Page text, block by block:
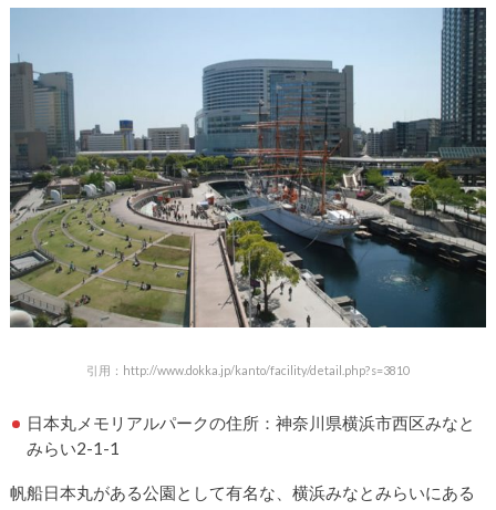
引用：http://www.dokka.jp/kanto/facility/detail.php?s=3810
日本丸メモリアルパークの住所：神奈川県横浜市西区みなと
みらい2-1-1
帆船日本丸がある公園として有名な、横浜みなとみらいにある